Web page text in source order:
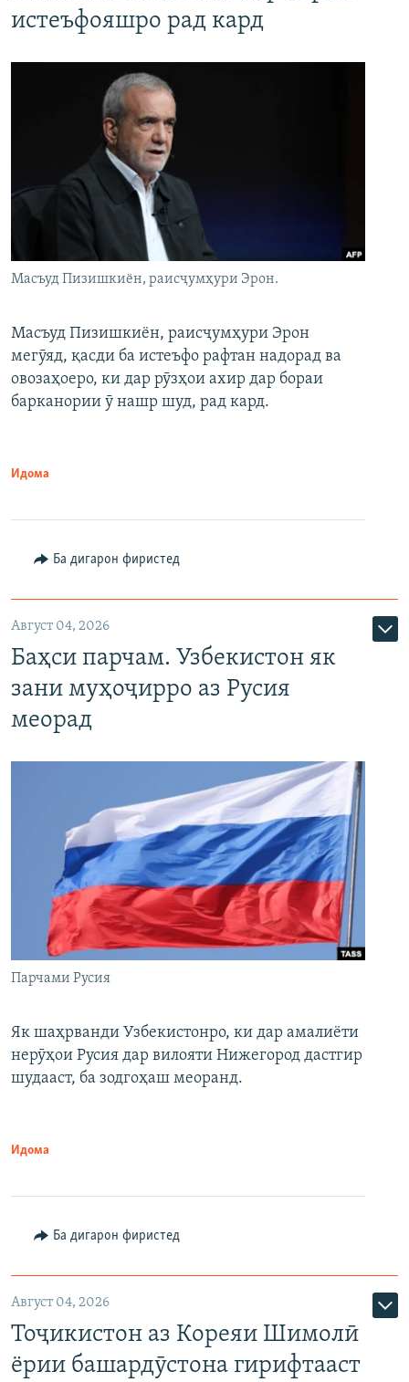
истеъфояшро рад кард
Масъуд Пизишкиён, раисҷумҳури Эрон.
Масъуд Пизишкиён, раисҷумҳури Эрон
мегӯяд, қасди ба истеъфо рафтан надорад ва
овозаҳоеро, ки дар рӯзҳои ахир дар бораи
барканории ӯ нашр шуд, рад кард.
Идома
Ба дигарон фиристед
Август 04, 2026
Баҳси парчам. Узбекистон як
зани муҳоҷирро аз Русия
меорад
Парчами Русия
Як шаҳрванди Узбекистонро, ки дар амалиёти
нерӯҳои Русия дар вилояти Нижегород дастгир
шудааст, ба зодгоҳаш меоранд.
Идома
Ба дигарон фиристед
Август 04, 2026
Тоҷикистон аз Кореяи Шимолӣ
ёрии башардӯстона гирифтааст